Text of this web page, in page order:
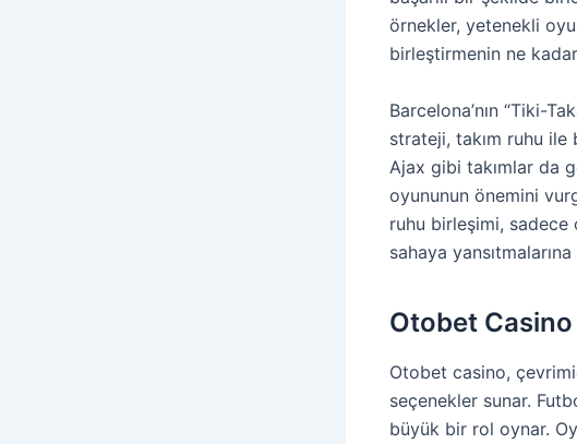
örnekler, yetenekli
birleştirmenin ne
Barcelona’nın “Tiki-
strateji, takım ruhu
Ajax gibi takımlar da
oyununun önemini
ruhu birleşimi,
sahaya
Otobet
Otobet casino,
seçenekler sunar.
büyük bir rol oynar.